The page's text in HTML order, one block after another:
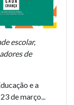
escolar,
de
e a
de março...